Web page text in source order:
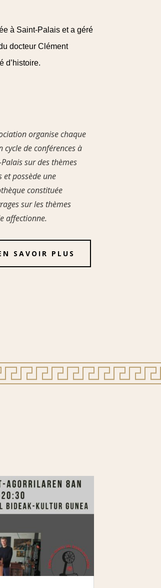
à Saint-Palais et a géré
docteur Clément
d’histoire.
organise chaque
cycle de conférences à
sur des thèmes
et possède une
constituée
sur les thèmes
affectionne.
SAVOIR PLUS